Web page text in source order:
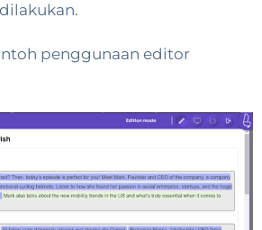
penggunaan editor